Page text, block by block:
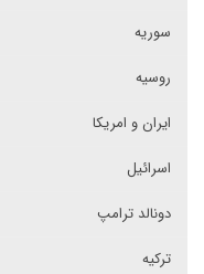
سوریه
روسیه
ایران و امریکا
اسرائیل
دونالد ترامپ
ترکیه